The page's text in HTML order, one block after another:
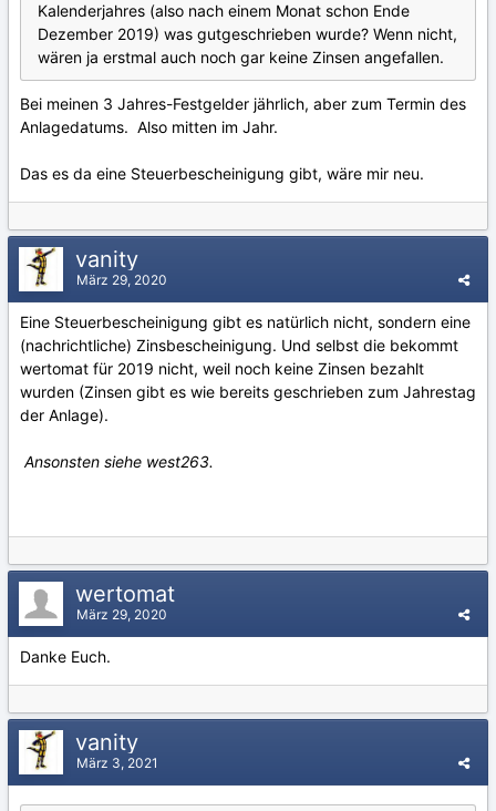
Kalenderjahres (also nach einem Monat schon Ende
Dezember 2019) was gutgeschrieben wurde? Wenn nicht,
wären ja erstmal auch noch gar keine Zinsen angefallen.
Bei meinen 3 Jahres-Festgelder jährlich, aber zum Termin des
Anlagedatums. Also mitten im Jahr.
Das es da eine Steuerbescheinigung gibt, wäre mir neu.
vanity
März 29, 2020
Eine Steuerbescheinigung gibt es natürlich nicht, sondern eine
(nachrichtliche) Zinsbescheinigung. Und selbst die bekommt
wertomat für 2019 nicht, weil noch keine Zinsen bezahlt
wurden (Zinsen gibt es wie bereits geschrieben zum Jahrestag
der Anlage).
Ansonsten siehe west263.
wertomat
März 29, 2020
Danke Euch.
vanity
März 3, 2021